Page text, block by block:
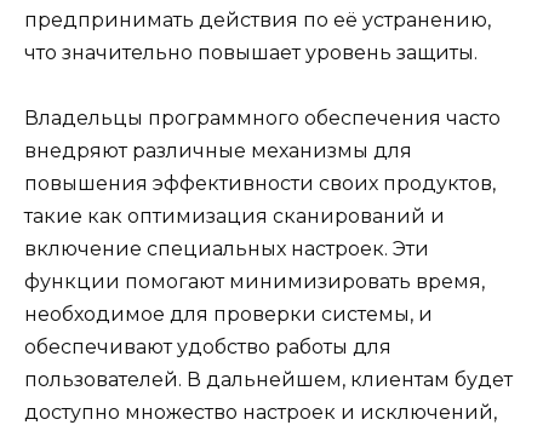
предпринимать действия по её устранению,
что значительно повышает уровень защиты.
Владельцы программного обеспечения часто
внедряют различные механизмы для
повышения эффективности своих продуктов,
такие как оптимизация сканирований и
включение специальных настроек. Эти
функции помогают минимизировать время,
необходимое для проверки системы, и
обеспечивают удобство работы для
пользователей. В дальнейшем, клиентам будет
доступно множество настроек и исключений,